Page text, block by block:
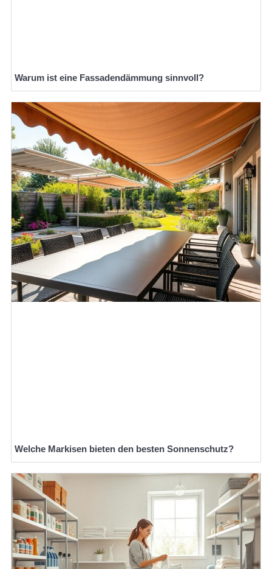
Warum ist eine Fassadendämmung sinnvoll?
Welche Markisen bieten den besten Sonnenschutz?